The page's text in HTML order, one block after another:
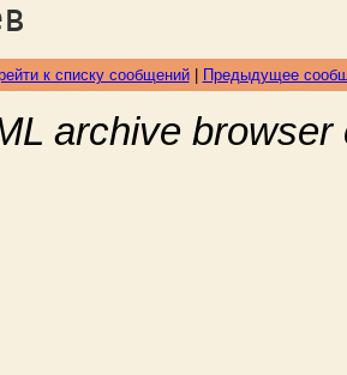
к списку сообщений| Предыдущее
archive